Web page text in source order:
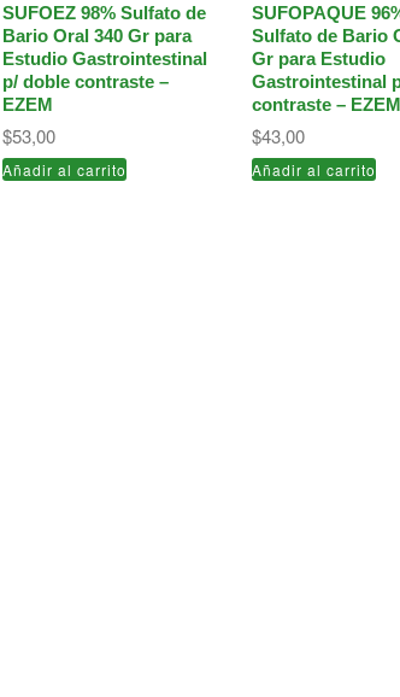
SUFOEZ 98% Sulfato de
Bario Oral 340 Gr para
Estudio Gastrointestinal
p/ doble contraste –
EZEM
$53,00
Añadir al carrito
SUFOPAQUE
Sulfato de Bario
Gr para Estudio
Gastrointestinal
contraste – EZEM
$43,00
Añadir al carrito